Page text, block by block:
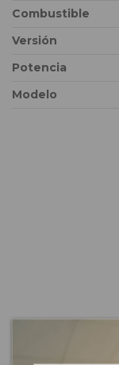
Combustible
Versión
Potencia
Modelo